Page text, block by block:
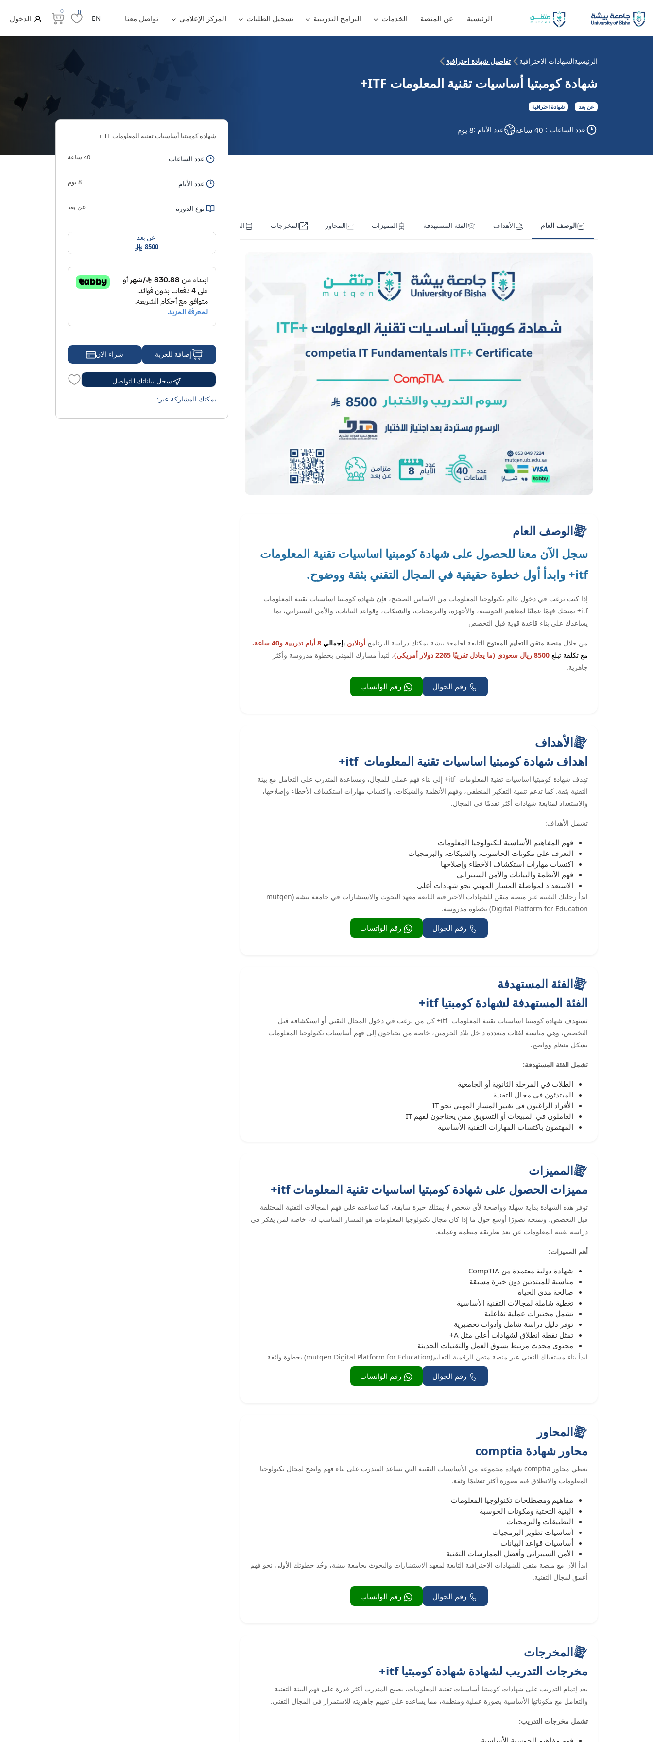
الرئيسية عن المنصة الخدمات البرامج التدريبية تسجيل الطلبات المركز الإعلامي تواصل معنا EN
0
0
الدخول
الرئيسيةالشهادات الاحترافية تفاصيل شهادة احترافية
شهادة كومبتيا أساسيات تقنية المعلومات ITF+
عن بعد شهادة احترافية
عدد الساعات : 40 ساعة عدد الأيام :8 يوم
الوصف العام الأهداف الفئة المستهدفة المميزات المحاور المخرجات المتطلبات
الوصف العام
سجل الآن معنا للحصول على شهادة كومبتيا اساسيات تقنية المعلومات
itf+ وابدأ أول خطوة حقيقية في المجال التقني بثقة ووضوح.
إذا كنت ترغب في دخول عالم تكنولوجيا المعلومات من الأساس الصحيح، فإن شهادة كومبتيا اساسيات تقنية المعلومات
itf+ تمنحك فهمًا عمليًا لمفاهيم الحوسبة، والأجهزة، والبرمجيات، والشبكات، وقواعد البيانات، والأمن السيبراني، بما
يساعدك على بناء قاعدة قوية قبل التخصص
من خلال منصة متقن للتعليم المفتوح التابعة لجامعة بيشة يمكنك دراسة البرنامج أونلاين بإجمالي
مع تكلفة تبلغ
، لتبدأ مسارك المهني بخطوة مدروسة وأكثر
جاهزية.
رقم الجوال رقم الواتساب
الأهداف
اهداف شهادة كومبتيا اساسيات تقنية المعلومات itf+
تهدف شهادة كومبتيا اساسيات تقنية المعلومات itf+ إلى بناء فهم عملي للمجال، ومساعدة المتدرب على التعامل مع بيئة
التقنية بثقة. كما تدعم تنمية التفكير المنطقي، وفهم الأنظمة والشبكات، واكتساب مهارات استكشاف الأخطاء وإصلاحها،
والاستعداد لمتابعة شهادات أكثر تقدمًا في المجال.
تشمل الأهداف:
فهم المفاهيم الأساسية لتكنولوجيا المعلومات
التعرف على مكونات الحاسوب، والشبكات، والبرمجيات
اكتساب مهارات استكشاف الأخطاء وإصلاحها
فهم الأنظمة والبيانات والأمن السيبراني
الاستعداد لمواصلة المسار المهني نحو شهادات أعلى
ابدأ رحلتك التقنية عبر منصة متقن للشهادات الاحترافيه التابعة معهد البحوث والاستشارات في جامعة بيشة (mutqen
Digital Platform for Education) بخطوة مدروسة.
رقم الجوال رقم الواتساب
الفئة المستهدفة
الفئة المستهدفة لشهادة كومبتيا itf+
تستهدف شهادة كومبتيا اساسيات تقنية المعلومات itf+ كل من يرغب في دخول المجال التقني أو استكشافه قبل
التخصص، وهي مناسبة لفئات متعددة داخل بلاد الحرمين، خاصة من يحتاجون إلى فهم أساسيات تكنولوجيا المعلومات
بشكل منظم وواضح.
تشمل الفئة المستهدفة:
الطلاب في المرحلة الثانوية أو الجامعية
المبتدئون في مجال التقنية
الأفراد الراغبون في تغيير المسار المهني نحو IT
العاملون في المبيعات أو التسويق ممن يحتاجون لفهم IT
المهتمون باكتساب المهارات التقنية الأساسية
المميزات
مميزات الحصول على شهادة كومبتيا اساسيات تقنية المعلومات itf+
توفر هذه الشهادة بداية سهلة وواضحة لأي شخص لا يمتلك خبرة سابقة، كما تساعده على فهم المجالات التقنية المختلفة
قبل التخصص، وتمنحه تصورًا أوسع حول ما إذا كان مجال تكنولوجيا المعلومات هو المسار المناسب له، خاصة لمن يفكر في
دراسة تقنية المعلومات عن بعد بطريقة منظمة وعملية.
أهم المميزات:
شهادة دولية معتمدة من CompTIA
مناسبة للمبتدئين دون خبرة مسبقة
صالحة مدى الحياة
تغطية شاملة لمجالات التقنية الأساسية
تشمل مختبرات عملية تفاعلية
توفر دليل دراسة شامل وأدوات تحضيرية
تمثل نقطة انطلاق لشهادات أعلى مثل A+
محتوى محدث مرتبط بسوق العمل والتقنيات الحديثة
ابدأ بناء مستقبلك التقني عبر منصة متقن الرقمية للتعليم(mutqen Digital Platform for Education) بخطوة واثقة.
رقم الجوال رقم الواتساب
المحاور
محاور شهادة comptia
تغطي محاور comptia شهادة مجموعة من الأساسيات التقنية التي تساعد المتدرب على بناء فهم واضح لمجال تكنولوجيا
المعلومات والانطلاق فيه بصورة أكثر تنظيمًا وثقة.
مفاهيم ومصطلحات تكنولوجيا المعلومات
البنية التحتية ومكونات الحوسبة
التطبيقات والبرمجيات
أساسيات تطوير البرمجيات
أساسيات قواعد البيانات
الأمن السيبراني وأفضل الممارسات التقنية
ابدأ الآن مع منصة متقن للشهادات الاحترافية التابعة لمعهد الاستشارات والبحوث بجامعة بيشة، وخُذ خطوتك الأولى نحو فهم
أعمق لمجال التقنية.
رقم الجوال رقم الواتساب
المخرجات
مخرجات التدريب لشهادة شهادة كومبتيا itf+
بعد إتمام التدريب على شهادات كومبتيا أساسيات تقنية المعلومات، يصبح المتدرب أكثر قدرة على فهم البيئة التقنية
والتعامل مع مكوناتها الأساسية بصورة عملية ومنظمة، مما يساعده على تقييم جاهزيته للاستمرار في المجال التقني.
تشمل مخرجات التدريب:
فهم مفاهيم الحوسبة الأساسية
شهادة كومبتيا أساسيات تقنية المعلومات ITF+
عدد الساعات 40 ساعة
عدد الأيام 8 يوم
نوع الدورة عن بعد
عن بعد
8500
إضافة للعربة شراء الان
سجل بياناتك للتواصل
يمكنك المشاركة عبر: